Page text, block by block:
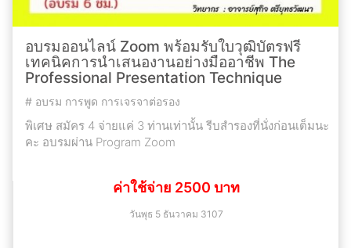
อบรมออนไลน์ Zoom พร้อมรับใบวุฒิบัตรฟรี
เทคนิคการนำเสนองานอย่างมืออาชีพ The
Professional Presentation Technique
# อบรม การพูด การเจรจาต่อรอง
พิเศษ สมัคร 4 จ่ายแค่ 3 ท่านเท่านั้น รีบสำรองที่นั่งก่อนเต็มนะ
คะ อบรมผ่าน Program Zoom
ค่าใช้จ่าย 2500 บาท
วันพุธ 5 ธันวาคม 3107